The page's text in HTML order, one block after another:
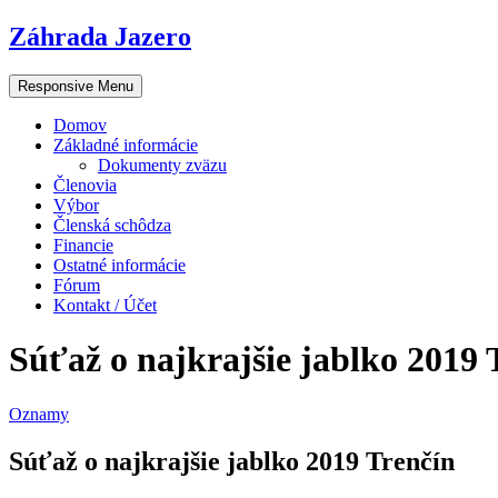
Záhrada Jazero
Responsive Menu
Domov
Základné informácie
Dokumenty zväzu
Členovia
Výbor
Členská schôdza
Financie
Ostatné informácie
Fórum
Kontakt / Účet
Súťaž o najkrajšie jablko 2019
Oznamy
Súťaž o najkrajšie jablko 2019 Trenčín